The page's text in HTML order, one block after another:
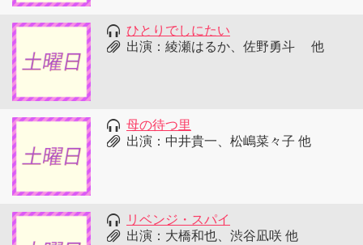
ひとりでしにたい
出演：綾瀬はるか、佐野勇斗 他
母の待つ里
出演：中井貴一、松嶋菜々子 他
リベンジ・スパイ
出演：大橋和也、渋谷凪咲 他